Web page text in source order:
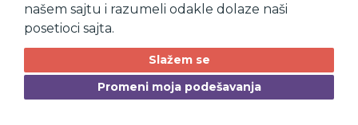
našem sajtu i razumeli odakle dolaze naši
posetioci sajta.
Slažem se
Promeni moja podešavanja